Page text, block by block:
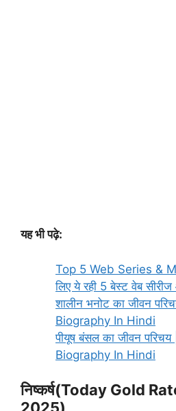
यह भी पढ़े:
Top 5 Web Series &
लिए ये रही 5 बेस्ट वेब
शालीन भनोट का जीवन
Biography In Hindi
पीयूष बंसल का जीवन
Biography In Hindi
निष्कर्ष(Today Gold